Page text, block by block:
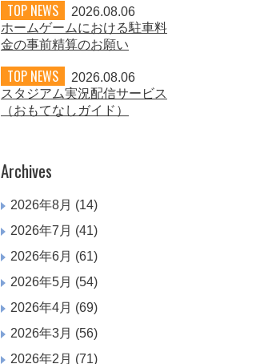
TOP NEWS
2026.08.06
ホームゲームにおける駐車料
金の事前精算のお願い
TOP NEWS
2026.08.06
スタジアム実況配信サービス
（おもてなしガイド）
Archives
2026年8月 (14)
2026年7月 (41)
2026年6月 (61)
2026年5月 (54)
2026年4月 (69)
2026年3月 (56)
2026年2月 (71)